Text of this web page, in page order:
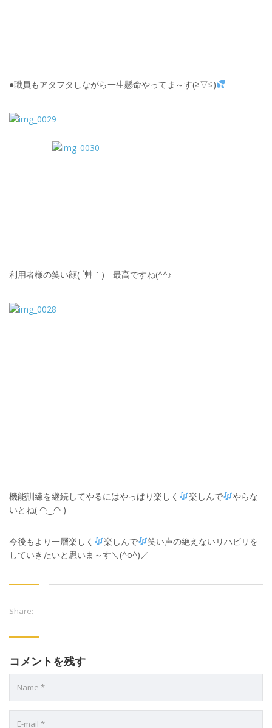
●職員もアタフタしながら一生懸命やってま～す(≧▽≦)
利用者様の笑い顔( ´艸｀) 最高ですね(^^♪
機能訓練を継続してやるにはやっぱり楽しく 楽しんで
やらな
いとね( ◠‿◠ )
今後もより一層楽しく 楽しんで
笑い声の絶えないリハビリを
していきたいと思いま～す＼(^o^)／
Share:
コメントを残す